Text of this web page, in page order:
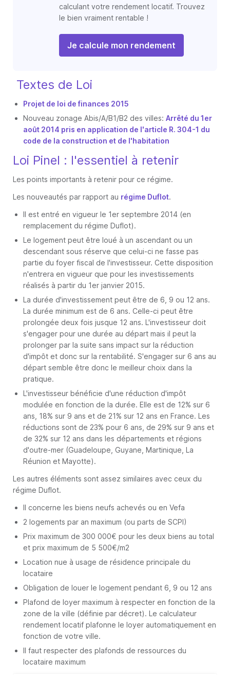
calculant votre rendement locatif. Trouvez
le bien vraiment rentable !
Je calcule mon rendement
Textes de Loi
Projet de loi de finances 2015
Nouveau zonage Abis/A/B1/B2 des villes: Arrêté du 1er
août 2014 pris en application de l'article R. 304-1 du
code de la construction et de l'habitation
Loi Pinel : l'essentiel à retenir
Les points importants à retenir pour ce régime.
Les nouveautés par rapport au régime Duflot.
Il est entré en vigueur le 1er septembre 2014 (en
remplacement du régime Duflot).
Le logement peut être loué à un ascendant ou un
descendant sous réserve que celui-ci ne fasse pas
partie du foyer fiscal de l'investisseur. Cette disposition
n'entrera en vigueur que pour les investissements
réalisés à partir du 1er janvier 2015.
La durée d'investissement peut être de 6, 9 ou 12 ans.
La durée minimum est de 6 ans. Celle-ci peut être
prolongée deux fois jusque 12 ans. L'investisseur doit
s'engager pour une durée au départ mais il peut la
prolonger par la suite sans impact sur la réduction
d'impôt et donc sur la rentabilité. S'engager sur 6 ans au
départ semble être donc le meilleur choix dans la
pratique.
L'investisseur bénéficie d'une réduction d'impôt
modulée en fonction de la durée. Elle est de 12% sur 6
ans, 18% sur 9 ans et de 21% sur 12 ans en France. Les
réductions sont de 23% pour 6 ans, de 29% sur 9 ans et
de 32% sur 12 ans dans les départements et régions
d'outre-mer (Guadeloupe, Guyane, Martinique, La
Réunion et Mayotte).
Les autres éléments sont assez similaires avec ceux du
régime Duflot.
Il concerne les biens neufs achevés ou en Vefa
2 logements par an maximum (ou parts de SCPI)
Prix maximum de 300 000€ pour les deux biens au total
et prix maximum de 5 500€/m2
Location nue à usage de résidence principale du
locataire
Obligation de louer le logement pendant 6, 9 ou 12 ans
Plafond de loyer maximum à respecter en fonction de la
zone de la ville (définie par décret). Le calculateur
rendement locatif plafonne le loyer automatiquement en
fonction de votre ville.
Il faut respecter des plafonds de ressources du
locataire maximum